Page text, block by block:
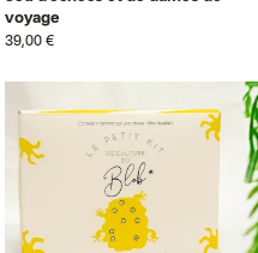
voyage
39,00 €